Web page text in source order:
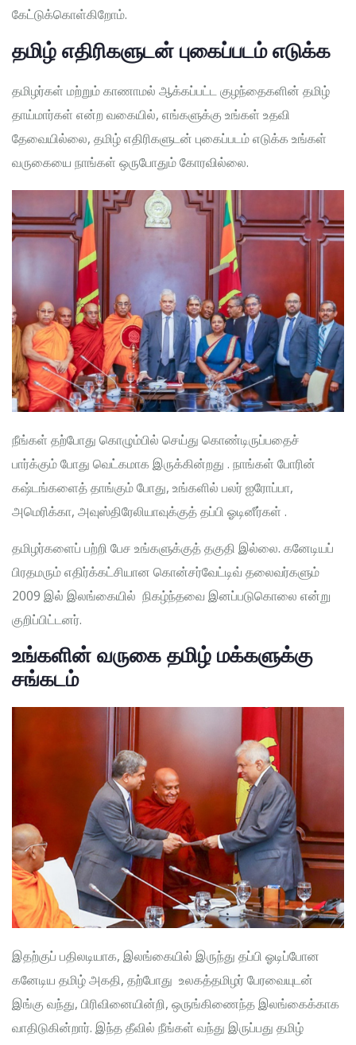
கேட்டுக்கொள்கிறோம்.
தமிழ் எதிரிகளுடன் புகைப்படம் எடுக்க
தமிழர்கள் மற்றும் காணாமல் ஆக்கப்பட்ட குழந்தைகளின் தமிழ்
தாய்மார்கள் என்ற வகையில், எங்களுக்கு உங்கள் உதவி
தேவையில்லை, தமிழ் எதிரிகளுடன் புகைப்படம் எடுக்க உங்கள்
வருகையை நாங்கள் ஒருபோதும் கோரவில்லை.
நீங்கள் தற்போது கொழும்பில் செய்து கொண்டிருப்பதைச்
பார்க்கும் போது வெட்கமாக இருக்கின்றது . நாங்கள் போரின்
கஷ்டங்களைத் தாங்கும் போது, உங்களில் பலர் ஐரோப்பா,
அமெரிக்கா, அவுஸ்திரேலியாவுக்குத் தப்பி ஓடினீர்கள் .
தமிழர்களைப் பற்றி பேச உங்களுக்குத் தகுதி இல்லை. கனேடியப்
பிரதமரும் எதிர்க்கட்சியான கொன்சர்வேட்டிவ் தலைவர்களும்
2009 இல் இலங்கையில் நிகழ்ந்தவை இனப்படுகொலை என்று
குறிப்பிட்டனர்.
உங்களின் வருகை தமிழ் மக்களுக்கு
சங்கடம்
இதற்குப் பதிலடியாக, இலங்கையில் இருந்து தப்பி ஓடிப்போன
கனேடிய தமிழ் அகதி, தற்போது உலகத்தமிழர் பேரவையுடன்
இங்கு வந்து, பிரிவினையின்றி, ஒருங்கிணைந்த இலங்கைக்காக
வாதிடுகின்றார். இந்த தீவில் நீங்கள் வந்து இருப்பது தமிழ்